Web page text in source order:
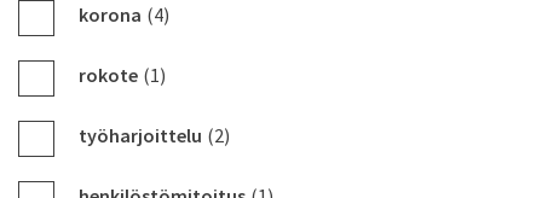
korona (4)
rokote (1)
työharjoittelu (2)